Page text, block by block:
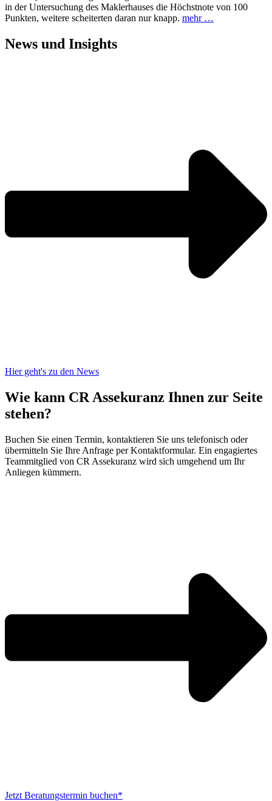
in der Untersuchung des Maklerhauses die Höchstnote von 100
Punkten, weitere scheiterten daran nur knapp. mehr …
News und Insights
Hier geht's zu den News
Wie kann CR Assekuranz Ihnen zur Seite
stehen?
Buchen Sie einen Termin, kontaktieren Sie uns telefonisch oder
übermitteln Sie Ihre Anfrage per Kontaktformular. Ein engagiertes
Teammitglied von CR Assekuranz wird sich umgehend um Ihr
Anliegen kümmern.
Jetzt Beratungstermin buchen*